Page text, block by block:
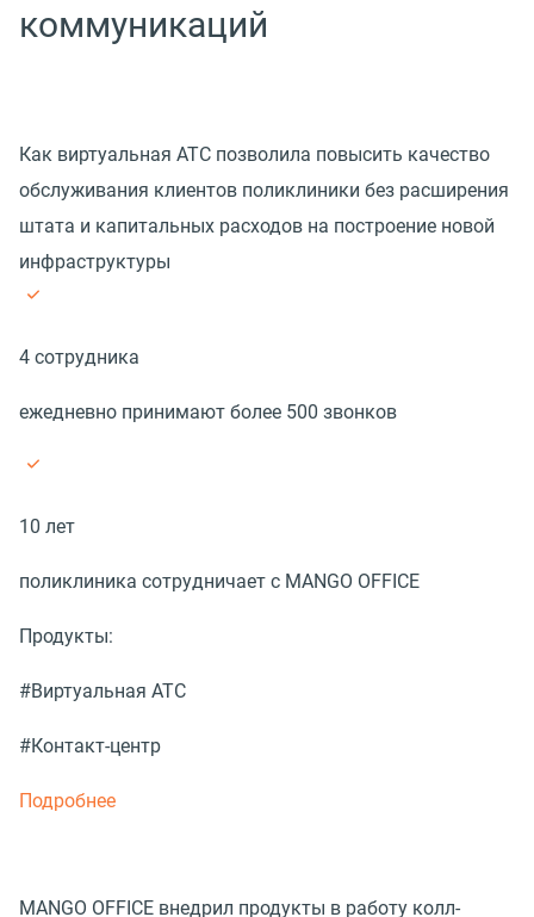
коммуникаций
Как виртуальная АТС позволила повысить качество
обслуживания клиентов поликлиники без расширения
штата и капитальных расходов на построение новой
инфраструктуры
4 сотрудника
ежедневно принимают более 500 звонков
10 лет
поликлиника сотрудничает с MANGO OFFICE
Продукты:
#Виртуальная АТС
#Контакт-центр
Подробнее
MANGO OFFICE внедрил продукты в работу колл-